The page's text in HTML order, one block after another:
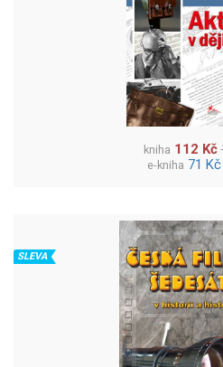
kniha 112 Kč
e-kniha 71 Kč
SLEVA